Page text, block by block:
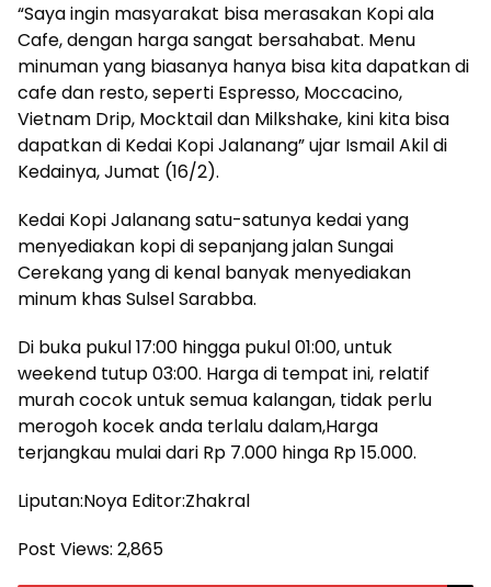
“Saya ingin masyarakat bisa merasakan Kopi ala
Cafe, dengan harga sangat bersahabat. Menu
minuman yang biasanya hanya bisa kita dapatkan di
cafe dan resto, seperti Espresso, Moccacino,
Vietnam Drip, Mocktail dan Milkshake, kini kita bisa
dapatkan di Kedai Kopi Jalanang” ujar Ismail Akil di
Kedainya, Jumat (16/2).
Kedai Kopi Jalanang satu-satunya kedai yang
menyediakan kopi di sepanjang jalan Sungai
Cerekang yang di kenal banyak menyediakan
minum khas Sulsel Sarabba.
Di buka pukul 17:00 hingga pukul 01:00, untuk
weekend tutup 03:00. Harga di tempat ini, relatif
murah cocok untuk semua kalangan, tidak perlu
merogoh kocek anda terlalu dalam,Harga
terjangkau mulai dari Rp 7.000 hinga Rp 15.000.
Liputan:Noya Editor:Zhakral
Post Views: 2,865